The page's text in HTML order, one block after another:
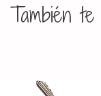
También